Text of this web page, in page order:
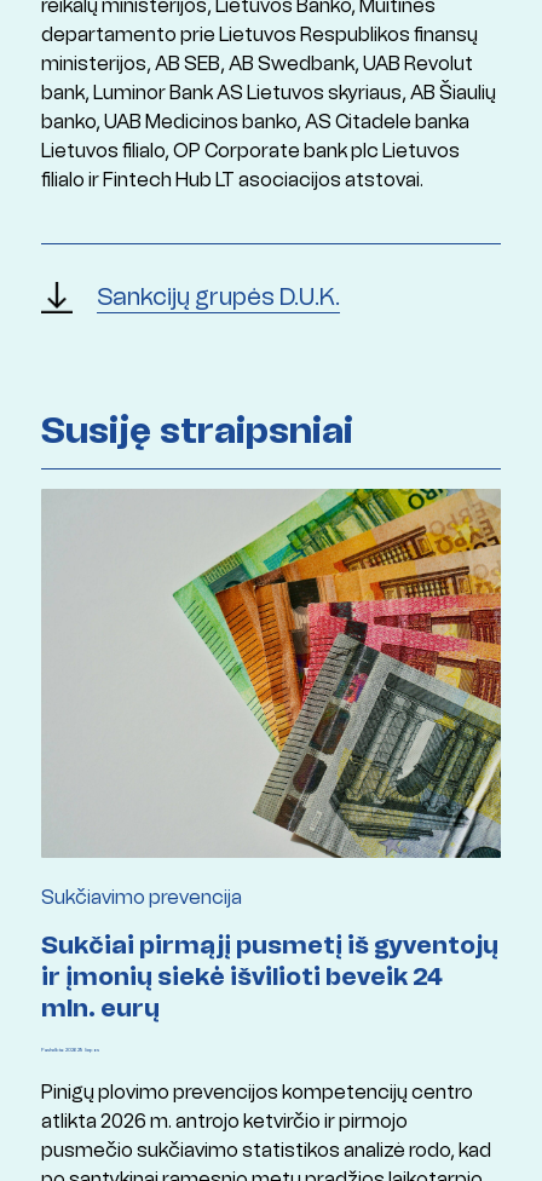
reikalų ministerijos, Lietuvos Banko, Muitinės
departamento prie Lietuvos Respublikos finansų
ministerijos, AB SEB, AB Swedbank, UAB Revolut
bank, Luminor Bank AS Lietuvos skyriaus, AB Šiaulių
banko, UAB Medicinos banko, AS Citadele banka
Lietuvos filialo, OP Corporate bank plc Lietuvos
filialo ir Fintech Hub LT asociacijos atstovai.
Sankcijų grupės D.U.K.
Susiję straipsniai
Sukčiavimo prevencija
Sukčiai pirmąjį pusmetį iš gyventojų
ir įmonių siekė išvilioti beveik 24
mln. eurų
Paskelbta: 2026 29 liepos
Pinigų plovimo prevencijos kompetencijų centro
atlikta 2026 m. antrojo ketvirčio ir pirmojo
pusmečio sukčiavimo statistikos analizė rodo, kad